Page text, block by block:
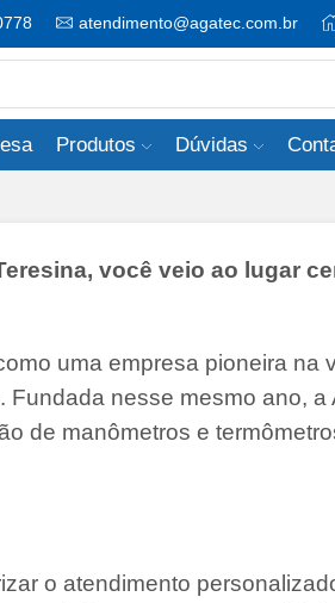
atendimento@agatec.com.br
input
Produtos Dúvidas
você veio ao lugar
uma empresa pioneira na
nesse mesmo ano, a
de manômetros e
o atendimento